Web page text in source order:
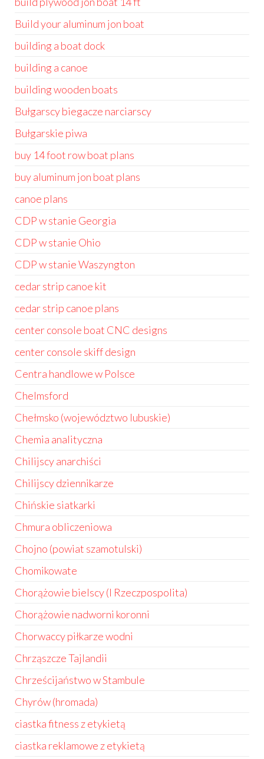
Build your aluminum jon boat
building a boat dock
building a canoe
building wooden boats
Bułgarscy biegacze narciarscy
Bułgarskie piwa
buy 14 foot row boat plans
buy aluminum jon boat plans
canoe plans
CDP w stanie Georgia
CDP w stanie Ohio
CDP w stanie Waszyngton
cedar strip canoe kit
cedar strip canoe plans
center console boat CNC designs
center console skiff design
Centra handlowe w Polsce
Chelmsford
Chełmsko (województwo lubuskie)
Chemia analityczna
Chilijscy anarchiści
Chilijscy dziennikarze
Chińskie siatkarki
Chmura obliczeniowa
Chojno (powiat szamotulski)
Chomikowate
Chorążowie bielscy (I Rzeczpospolita)
Chorążowie nadworni koronni
Chorwaccy piłkarze wodni
Chrząszcze Tajlandii
Chrześcijaństwo w Stambule
Chyrów (hromada)
ciastka fitness z etykietą
ciastka reklamowe z etykietą